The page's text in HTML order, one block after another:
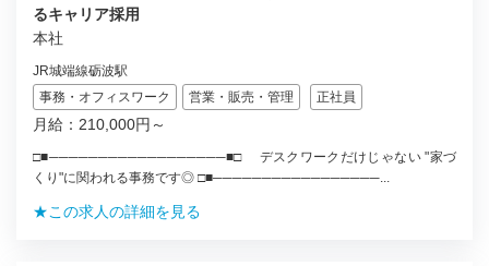
るキャリア採用
本社
JR城端線砺波駅
事務・オフィスワーク
営業・販売・管理 正社員
月給：210,000円～
□■──────────────────■□ デスクワークだけじゃない "家づ
くり"に関われる事務です◎ □■─────────────────...
★この求人の詳細を見る